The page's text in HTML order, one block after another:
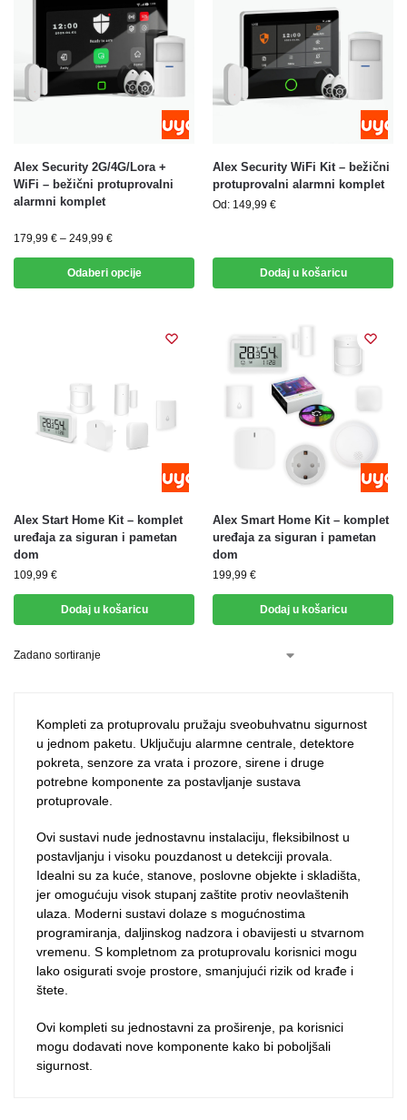
Alex Security 2G/4G/Lora +
WiFi – bežični protuprovalni
alarmni komplet
179,99 € – 249,99 €
Odaberi opcije
Alex Security WiFi Kit – bežični
protuprovalni alarmni komplet
Od: 149,99 €
Dodaj u košaricu
Alex Start Home Kit – komplet
uređaja za siguran i pametan
dom
109,99 €
Dodaj u košaricu
Alex Smart Home Kit – komplet
uređaja za siguran i pametan
dom
199,99 €
Dodaj u košaricu
Kompleti za protuprovalu pružaju sveobuhvatnu sigurnost
u jednom paketu. Uključuju alarmne centrale, detektore
pokreta, senzore za vrata i prozore, sirene i druge
potrebne komponente za postavljanje sustava
protuprovale.
Ovi sustavi nude jednostavnu instalaciju, fleksibilnost u
postavljanju i visoku pouzdanost u detekciji provala.
Idealni su za kuće, stanove, poslovne objekte i skladišta,
jer omogućuju visok stupanj zaštite protiv neovlaštenih
ulaza. Moderni sustavi dolaze s mogućnostima
programiranja, daljinskog nadzora i obavijesti u stvarnom
vremenu. S kompletnom za protuprovalu korisnici mogu
lako osigurati svoje prostore, smanjujući rizik od krađe i
štete.
Ovi kompleti su jednostavni za proširenje, pa korisnici
mogu dodavati nove komponente kako bi poboljšali
sigurnost.